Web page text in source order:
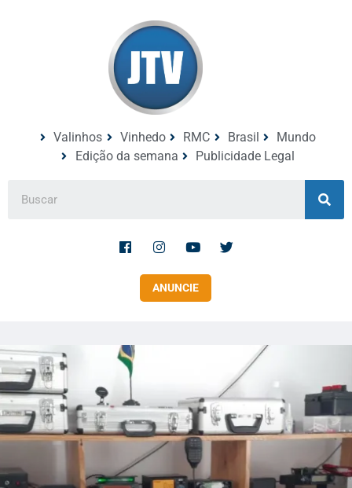
Valinhos Vinhedo RMC Brasil
Mundo
Edição da semana
Publicidade Legal
ANUNCIE